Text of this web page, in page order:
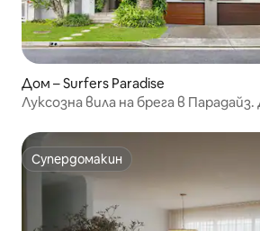
Дом – Surfers Paradise
Луксозна вила на брега в
Супердомакин
Супердомакин